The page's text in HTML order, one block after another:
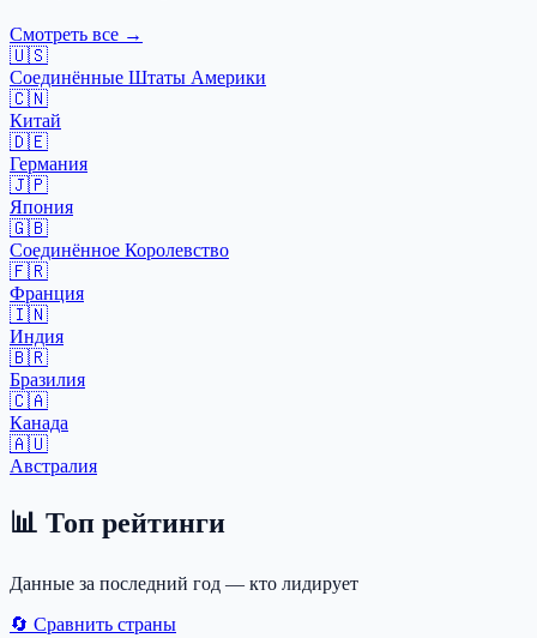
Смотреть все →
🇺🇸
Соединённые Штаты Америки
🇨🇳
Китай
🇩🇪
Германия
🇯🇵
Япония
🇬🇧
Соединённое Королевство
🇫🇷
Франция
🇮🇳
Индия
🇧🇷
Бразилия
🇨🇦
Канада
🇦🇺
Австралия
📊 Топ рейтинги
Данные за последний год — кто лидирует
🔄 Сравнить страны